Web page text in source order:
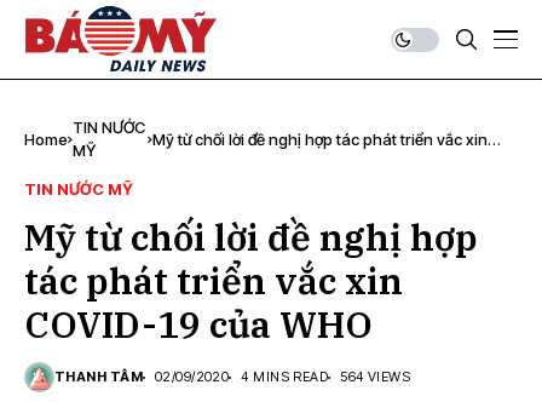
Home
TIN NƯỚC
MỸ
Mỹ từ chối lời đề nghị hợp tác phát triển vắc xin
TIN NƯỚC MỸ
Mỹ từ chối lời đề nghị hợp
tác phát triển vắc xin
COVID-19 của WHO
THANH TÂM 02/09/2020 4 MINS READ 564 VIEWS